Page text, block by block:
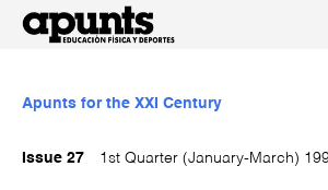
Apunts for the XXI Century
Issue 27 1st Quarter (January-March)